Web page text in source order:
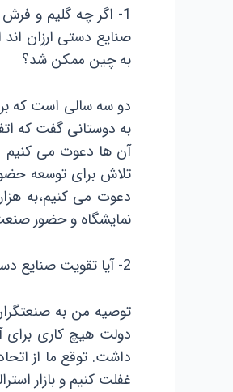
1- اگر چه گلیم و فرش ایران، جز محصولات گران قیمت
صنایع دستی ارزان اند
به چین ممکن شد؟
دو سه سالی است که
به دوستانی گفت که
آن ها دعوت می کنیم
تلاش برای توسعه
دعوت می کنیم،به
نمایشگاه و حضور
2- آیا تقویت صنایع دستی و
توصیه من به
دولت هیچ کاری برای
داشت. توقع ما از
غفلت کنیم و بازار